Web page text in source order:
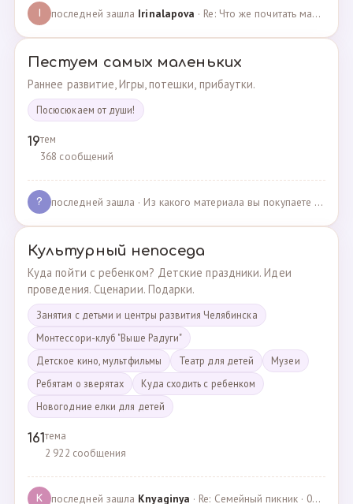
последней зашла Irinalapova · Re: Что же почитать маме о правильном воспитании ре? · 23.02.2025
Пестуем самых маленьких
Раннее развитие, Игры, потешки, прибаутки.
Посюсюкаем от души!
19тем
368 сообщений
? последней зашла · Из какого материала вы покупаете одежду для своих д… · 03.05.2025
Культурный непоседа
Куда пойти с ребенком? Детские праздники. Идеи
проведения. Сценарии. Подарки.
Занятия с детьми и центры развития Челябинска
Монтессори-клуб "Выше Радуги"
Детское кино, мультфильмы
Театр для детей
Музеи
Ребятам о зверятах
Куда сходить с ребенком
Новогодние елки для детей
161тема
2 922 сообщения
K последней зашла Knyaginya · Re: Семейный пикник · 07.05.2025